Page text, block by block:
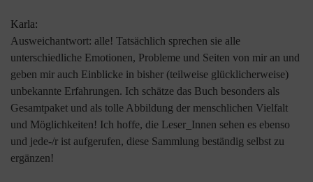
Karla:
Ausweichantwort: alle! Tatsächlich sprechen sie alle
unterschiedliche Emotionen, Probleme und Seiten von mir an und
geben mir auch Einblicke in bisher (teilweise glücklicherweise)
unbekannte Erfahrungen. Ich schätze das Buch besonders als
Gesamtpaket und als tolle Abbildung der menschlichen Vielfalt
und Möglichkeiten! Ich hoffe, die Leser_Innen sehen es ebenso
und jede-/r ist aufgerufen, diese Sammlung beständig selbst zu
ergänzen!